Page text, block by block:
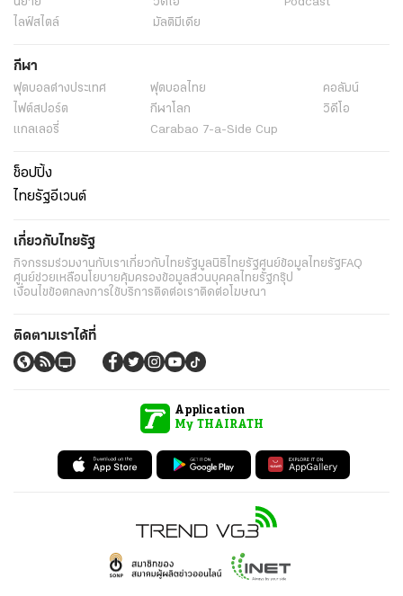
ไลฟ์สไตล์
มัลติมีเดีย
กีฬา
ฟุตบอลต่่างประเทศ ฟุตบอลไทย
คอลัมน์
ไฟต์สปอร์ต
กีฬาโลก
วิดีโอ
แกลเลอรี่
Carabao 7-a-Side Cup
ช็อปปิ้ง
ไทยรัฐอีเวนต์
เกี่ยวกับไทยรัฐ
กิจกรรมร่วมงานกับเราเกี่ยวกับไทยรัฐมูลนิธิไทยรัฐศูนย์ข้อมูลไทยรัฐFAQ
ศูนย์ช่วยเหลือนโยบายคุ้มครองข้อมูลส่วนบุคคลไทยรัฐกรุ๊ป
เงื่อนไขข้อตกลงการใช้บริการติดต่อเราติดต่อโฆษณา
ติดตามเราได้ที่
Application
My THAIRATH